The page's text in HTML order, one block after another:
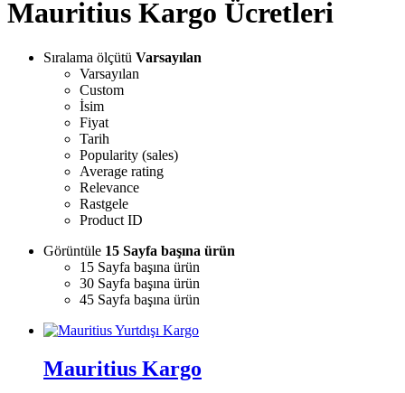
Mauritius Kargo Ücretleri
Sıralama ölçütü Varsayılan
Varsayılan
Custom
İsim
Fiyat
Tarih
Popularity (sales)
Average rating
Relevance
Rastgele
Product ID
Görüntüle 15 Sayfa başına ürün
15 Sayfa başına ürün
30 Sayfa başına ürün
45 Sayfa başına ürün
Mauritius Kargo